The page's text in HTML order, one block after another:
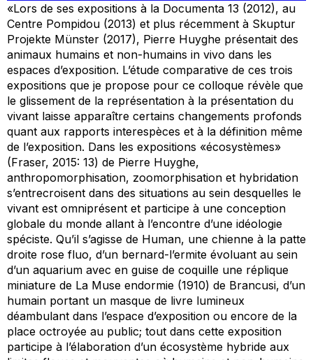
«Lors de ses expositions à la Documenta 13 (2012), au
Centre Pompidou (2013) et plus récemment à Skuptur
Projekte Münster (2017), Pierre Huyghe présentait des
animaux humains et non-humains in vivo dans les
espaces d’exposition. L’étude comparative de ces trois
expositions que je propose pour ce colloque révèle que
le glissement de la représentation à la présentation du
vivant laisse apparaître certains changements profonds
quant aux rapports interespèces et à la définition même
de l’exposition. Dans les expositions «écosystèmes»
(Fraser, 2015: 13) de Pierre Huyghe,
anthropomorphisation, zoomorphisation et hybridation
s’entrecroisent dans des situations au sein desquelles le
vivant est omniprésent et participe à une conception
globale du monde allant à l’encontre d’une idéologie
spéciste. Qu’il s’agisse de Human, une chienne à la patte
droite rose fluo, d’un bernard-l’ermite évoluant au sein
d’un aquarium avec en guise de coquille une réplique
miniature de La Muse endormie (1910) de Brancusi, d’un
humain portant un masque de livre lumineux
déambulant dans l’espace d’exposition ou encore de la
place octroyée au public; tout dans cette exposition
participe à l’élaboration d’un écosystème hybride aux